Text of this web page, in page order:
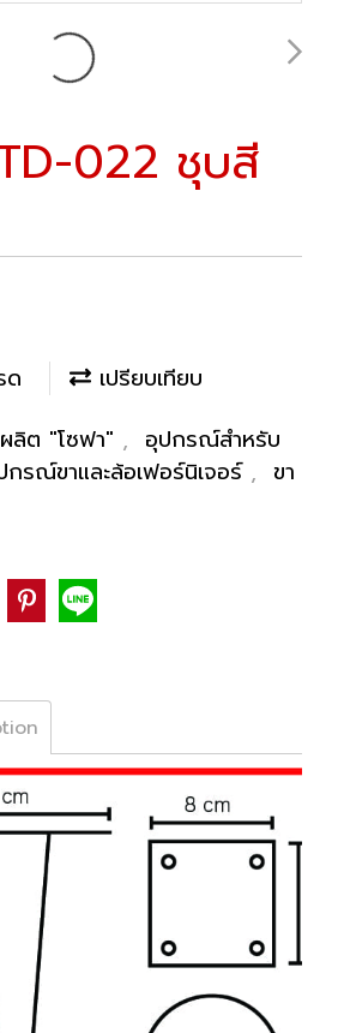
022 ชุบสี
ด
เปรียบเทียบ
ลิต "โซฟา" , อุปกรณ์สำหรับ
กรณ์ขาและล้อเฟอร์นิเจอร์ , ขา